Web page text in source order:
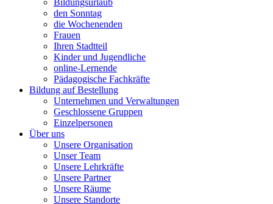
Bildungsurlaub
den Sonntag
die Wochenenden
Frauen
Ihren Stadtteil
Kinder und Jugendliche
online-Lernende
Pädagogische Fachkräfte
Bildung auf Bestellung
Unternehmen und Verwaltungen
Geschlossene Gruppen
Einzelpersonen
Über uns
Unsere Organisation
Unser Team
Unsere Lehrkräfte
Unsere Partner
Unsere Räume
Unsere Standorte